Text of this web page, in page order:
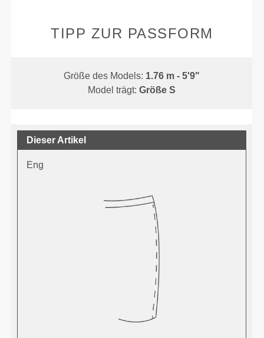
TIPP ZUR PASSFORM
Größe des Models: 1.76 m - 5'9"
Model trägt:Größe S
Dieser Artikel
Eng